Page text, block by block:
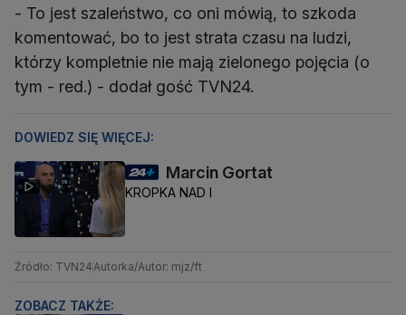
- To jest szaleństwo, co oni mówią, to szkoda
komentować, bo to jest strata czasu na ludzi,
którzy kompletnie nie mają zielonego pojęcia (o
tym - red.) - dodał gość TVN24.
DOWIEDZ SIĘ WIĘCEJ:
Marcin Gortat
KROPKA NAD I
Źródło: TVN24Autorka/Autor: mjz/ft
ZOBACZ TAKŻE: